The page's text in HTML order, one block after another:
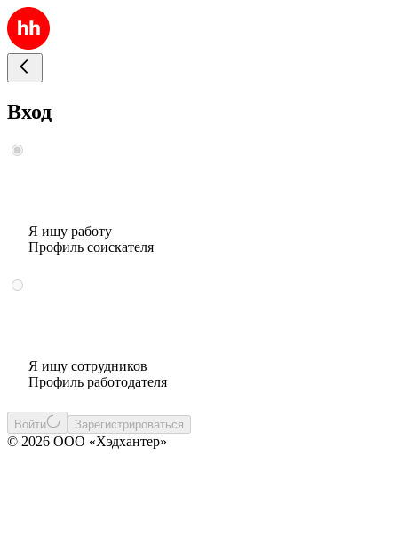
Вход
Я ищу работу
Профиль соискателя
Я ищу сотрудников
Профиль работодателя
Войти Зарегистрироваться
© 2026 ООО «Хэдхантер»